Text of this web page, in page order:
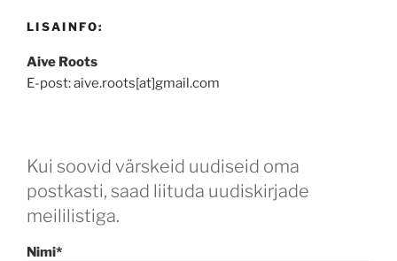
LISAINFO:
Aive Roots
E-post: aive.roots[at]gmail.com
Kui soovid värskeid uudiseid oma
postkasti, saad liituda uudiskirjade
meililistiga.
Nimi*